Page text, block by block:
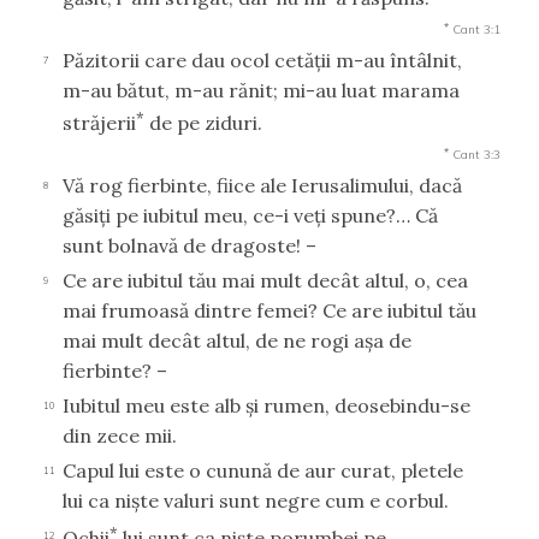
* Cant 3:1
7
Păzitorii care dau ocol cetăţii m-au întâlnit,
m-au bătut, m-au rănit; mi-au luat marama
străjerii* de pe ziduri.
* Cant 3:3
8
Vă rog fierbinte, fiice ale Ierusalimului, dacă
găsiţi pe iubitul meu, ce-i veţi spune?… Că
sunt bolnavă de dragoste! –
9
Ce are iubitul tău mai mult decât altul, o, cea
mai frumoasă dintre femei? Ce are iubitul tău
mai mult decât altul, de ne rogi aşa de
fierbinte? –
10
Iubitul meu este alb şi rumen, deosebindu-se
din zece mii.
11
Capul lui este o cunună de aur curat, pletele
lui ca nişte valuri sunt negre cum e corbul.
12 *